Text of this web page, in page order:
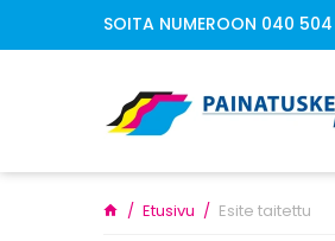
Siirry sisältöönSOITA NUMEROON 040 504
Etusivu Esite taitettu